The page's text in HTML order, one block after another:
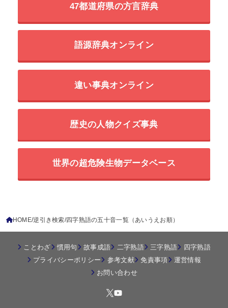
47都道府県の方言辞典
語源辞典オンライン
違い事典オンライン
歴史の人物クイズ事典
世界の超危険生物データベース
HOME 逆引き検索 四字熟語の五十音一覧（あいうえお順）
ことわざ 慣用句 故事成語 二字熟語 三字熟語
四字熟語
プライバシーポリシー
参考文献 免責事項
運営情報
お問い合わせ